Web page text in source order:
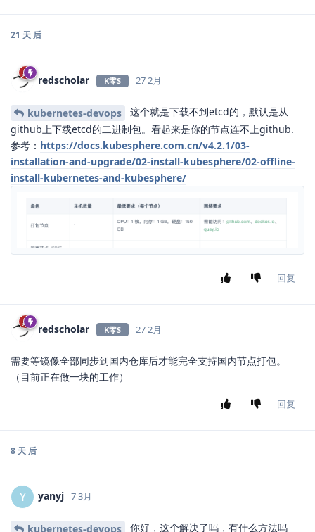
21 天 后
redscholar K零S 27 2月
kubernetes-devops
这个就是下载不到etcd的，默认是从
github上下载etcd的二进制包。看起来是你的节点连不上github.
参考： https://docs.kubesphere.com.cn/v4.2.1/03-
installation-and-upgrade/02-install-kubesphere/02-offline-
install-kubernetes-and-kubesphere/
回复
redscholar K零S 27 2月
需要等镜像全部同步到国内仓库后才能完全支持国内节点打包。
（目前正在做一块的工作）
回复
8 天 后
Y yanyj 7 3月
kubernetes-devops 你好，这个解决了吗，有什么方法吗